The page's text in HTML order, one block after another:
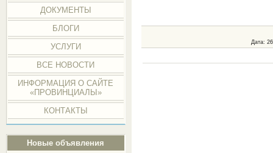
ДОКУМЕНТЫ
БЛОГИ
УСЛУГИ
ВСЕ НОВОСТИ
ИНФОРМАЦИЯ О САЙТЕ
«ПРОВИНЦИАЛЫ»
КОНТАКТЫ
Новые объявления
Дата: